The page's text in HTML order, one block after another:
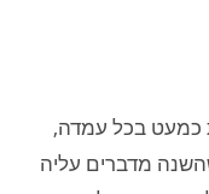
כמעט בכל עמדה,
מדברים עליה